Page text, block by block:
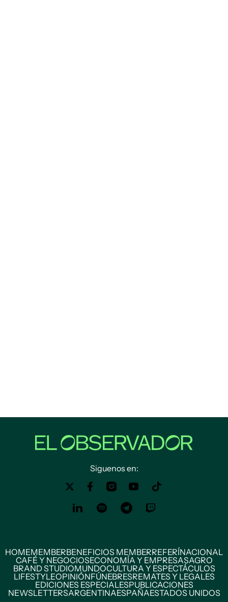
Siguenos en:
HOMEMEMBERBENEFICIOS MEMBERREFERÍNACIONAL
CAFÉ Y NEGOCIOSECONOMÍA Y EMPRESASAGRO
BRAND STUDIOMUNDOCULTURA Y ESPECTÁCULOS
LIFESTYLEOPINIÓNFÚNEBRESREMATES Y LEGALES
EDICIONES ESPECIALESPUBLICACIONES
NEWSLETTERSARGENTINAESPAÑAESTADOS UNIDOS